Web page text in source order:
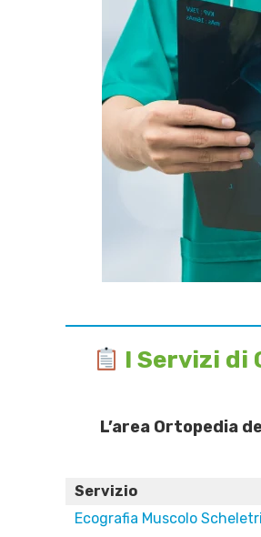
I Servizi di
L’area Ortopedia
Servizio
Ecografia Muscolo